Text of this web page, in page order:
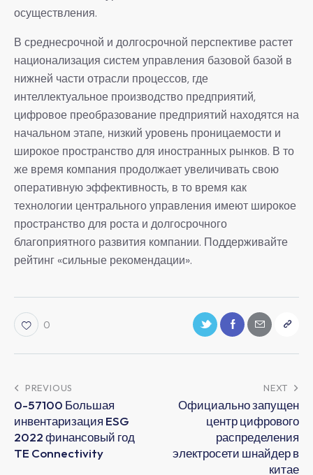
осуществления.
В среднесрочной и долгосрочной перспективе растет
национализация систем управления базовой базой в
нижней части отрасли процессов, где
интеллектуальное производство предприятий,
цифровое преобразование предприятий находятся на
начальном этапе, низкий уровень проницаемости и
широкое пространство для иностранных рынков. В то
же время компания продолжает увеличивать свою
оперативную эффективность, в то время как
технологии центрального управления имеют широкое
пространство для роста и долгосрочного
благоприятного развития компании. Поддерживайте
рейтинг «сильные рекомендации».
0
PREVIOUS
0-57100 Большая
инвентаризация ESG
2022 финансовый год
TE Connectivity
NEXT
Официально запущен
центр цифрового
распределения
электросети шнайдер в
китае